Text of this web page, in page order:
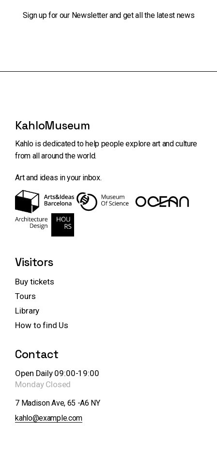
Sign up for our Newsletter and get all the latest news
KahloMuseum
Kahlo is dedicated to help people explore art andculture
from all around the world.
Art and ideas in your inbox.
Visitors
Buy tickets
Tours
Library
How to find Us
Contact
Open Daily 09:00-19:00
Monday Closed
7 Madison Ave, 65 -A6 NY
kahlo@example.com